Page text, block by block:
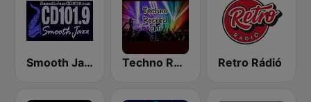
Smooth Jazz Cd101.9 New York Techno Record FM Tunja Retro Rádió